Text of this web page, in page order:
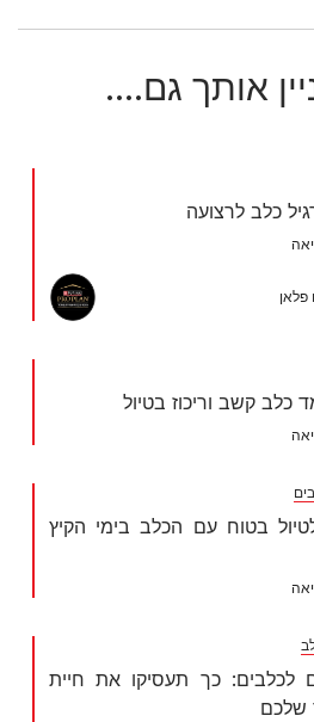
אותך גם....
כלב לרצועה
פלאן
כלב קשב וריכוז בטיול
בטוח עם הכלב בימי הקיץ
לכלבים: כך תעסיקו את חיית
שלכם